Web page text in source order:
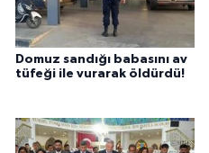
Domuz sandığı babasını av
tüfeği ile vurarak öldürdü!